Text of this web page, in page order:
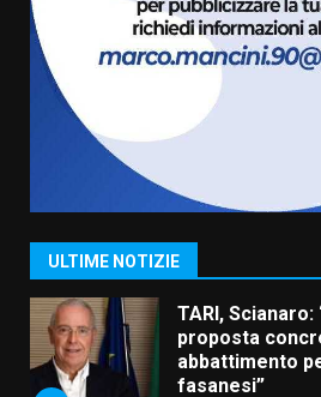
ULTIME NOTIZIE
Politiche
Sostenibile:
universitari del
giusta”
8 Agosto 2026
1
Savelletri in
porto per Uccio
voce di
TARI, Scianaro:
proposta
abbattimento
fasanesi”